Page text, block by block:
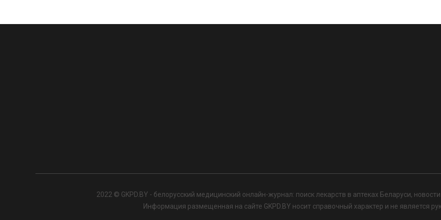
2022 © GKPD.BY - белорусский медицинский онлайн-журнал: поиск лекарств в аптеках Беларуси,
Информация размещенная на сайте GKPD.BY носит справочный характер и не является